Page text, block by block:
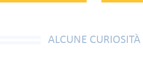
ALCUNE CURIOSITÀ